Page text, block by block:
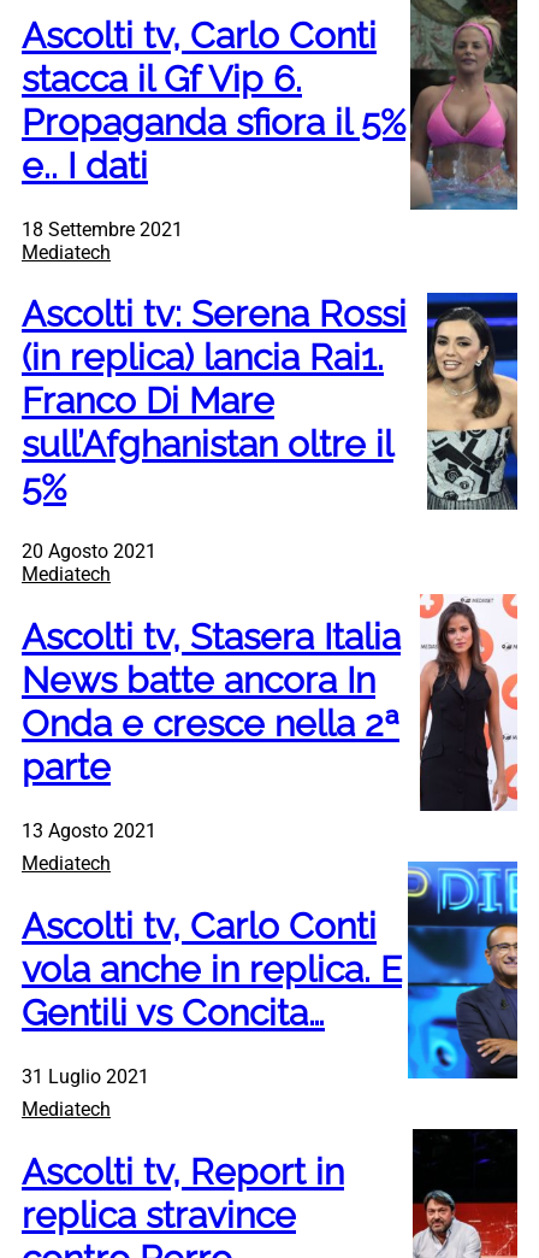
Ascolti tv, Carlo Conti
stacca il Gf Vip 6.
Propaganda sfiora il 5%
e.. I dati
18 Settembre 2021
Mediatech
Ascolti tv: Serena Rossi
(in replica) lancia Rai1.
Franco Di Mare
sull’Afghanistan oltre il
5%
20 Agosto 2021
Mediatech
Ascolti tv, Stasera Italia
News batte ancora In
Onda e cresce nella 2ª
parte
13 Agosto 2021
Mediatech
Ascolti tv, Carlo Conti
vola anche in replica. E
Gentili vs Concita…
31 Luglio 2021
Mediatech
Ascolti tv, Report in
replica stravince